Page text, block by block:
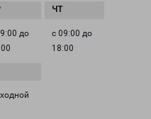
до
с 09:00 до
18:00